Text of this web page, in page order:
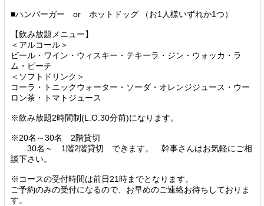
■ハンバーガー or ホットドッグ （お1人様いずれか1つ）
【飲み放題メニュー】
＜アルコール＞
ビール・ワイン・ウィスキー・テキーラ・ジン・ウォッカ・ラ
ム・ピーチ
＜ソフトドリンク＞
コーラ・トニックウォーター・ソーダ・オレンジジュース・ウー
ロン茶・トマトジュース
※飲み放題2時間制(L.O.30分前)になります。
※20名～30名 2階貸切
30名～ 1階2階貸切 できます。 幹事さんはお気軽にご相
談下さい。
※コースの受付時間は前日21時までとなります。
ご予約のみの受付になるので、お早めのご連絡お待ちしておりま
す。